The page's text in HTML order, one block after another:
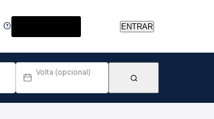
ENTRAR
Volta (opcional)